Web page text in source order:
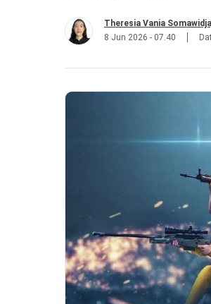
Theresia Vania
8 Jun 2026 - 07.40